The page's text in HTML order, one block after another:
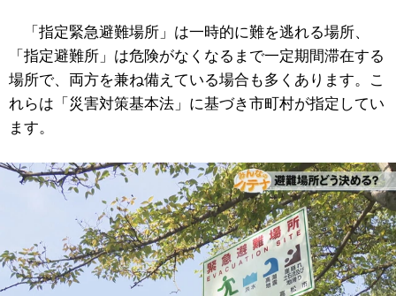
「指定緊急避難場所」は一時的に難を逃れる場所、
「指定避難所」は危険がなくなるまで一定期間滞在する
場所で、両方を兼ね備えている場合も多くあります。こ
れらは「災害対策基本法」に基づき市町村が指定してい
ます。